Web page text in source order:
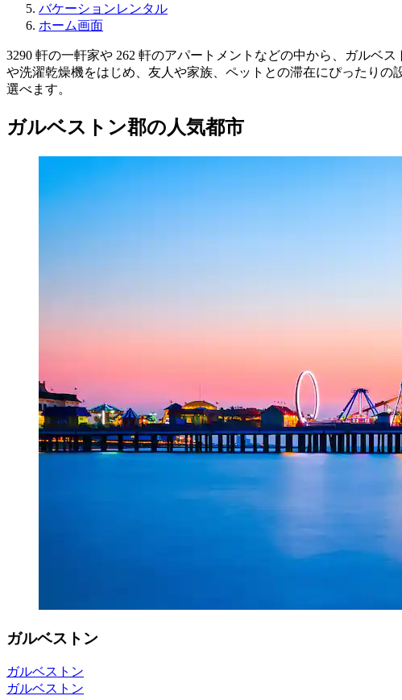
バケーションレンタル
ホーム画面
3290 軒の一軒家や 262 軒のアパートメントなどの中から、ガルベ
や洗濯乾燥機をはじめ、友人や家族、ペットとの滞在にぴったり
選べます。
ガルベストン郡の人気都市
ガルベストン
ガルベストン
ガルベストン